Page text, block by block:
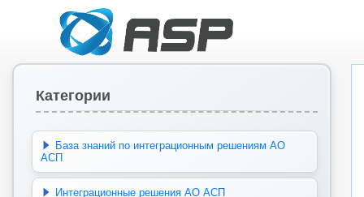
Категории
База знаний по интеграционным решениям АО
АСП
Интеграционные решения АО АСП